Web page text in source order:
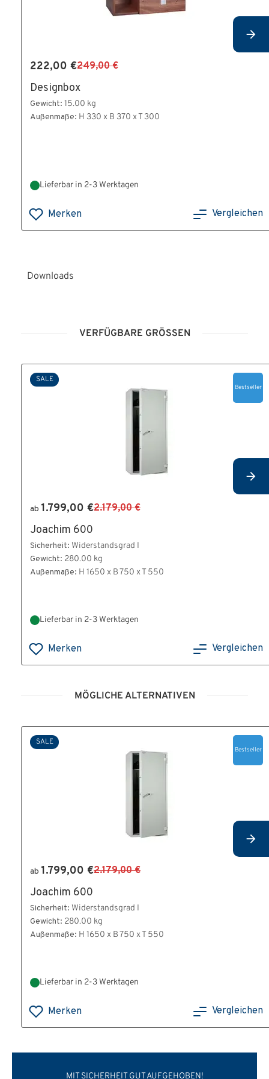
222,00 €249,00 €
Designbox
Gewicht: 15.00 kg
Außenmaße: H 330 x B 370 x T 300
Lieferbar in 2-3 Werktagen
Merken Vergleichen
Downloads
VERFÜGBARE GRÖSSEN
SALE
Bestseller
ab 1.799,00 €2.179,00 €
Joachim 600
Sicherheit: Widerstandsgrad I
Gewicht: 280.00 kg
Außenmaße: H 1650 x B 750 x T 550
Lieferbar in 2-3 Werktagen
Merken Vergleichen
MÖGLICHE ALTERNATIVEN
SALE
Bestseller
ab 1.799,00 €2.179,00 €
Joachim 600
Sicherheit: Widerstandsgrad I
Gewicht: 280.00 kg
Außenmaße: H 1650 x B 750 x T 550
Lieferbar in 2-3 Werktagen
Merken Vergleichen
MIT SICHERHEIT GUT AUFGEHOBEN!